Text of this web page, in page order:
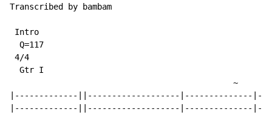
Transcribed by bambam
Intro
  Q=117
4/4
  Gtr I
~
|-------------||-------------------|--------------
|-------------||-------------------|--------------